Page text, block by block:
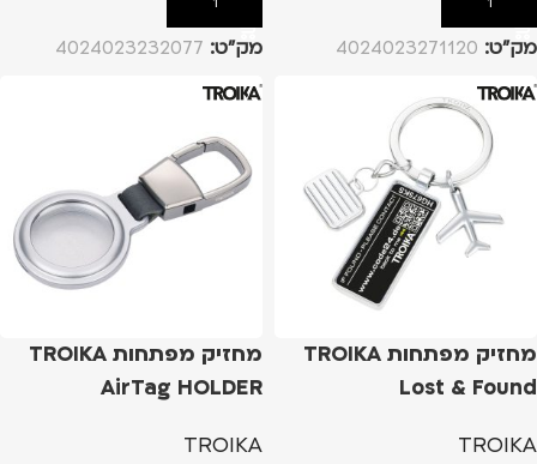
מק”ט: 4024023271120 מק”ט: 4024023232077
מחזיק מפתחות TROIKA
Lost & Found
TROIKA
מחזיק מפתחות TROIKA
AirTag HOLDER
TROIKA